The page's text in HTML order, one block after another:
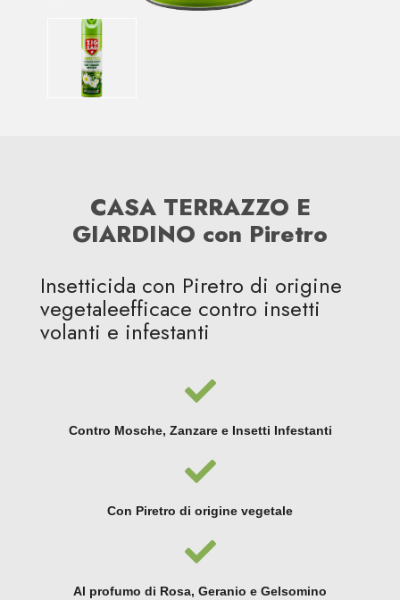
CASA TERRAZZO E
GIARDINO con Piretro
Insetticida con Piretro di origine
vegetaleefficace contro insetti
volanti e infestanti
Contro Mosche, Zanzare e Insetti Infestanti
Con Piretro di origine vegetale
Al profumo di Rosa, Geranio e Gelsomino